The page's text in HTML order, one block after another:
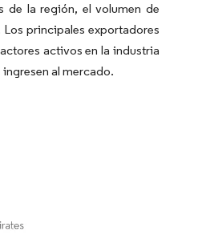
de la región, el volumen de
principales exportadores
activos en la industria
al mercado.